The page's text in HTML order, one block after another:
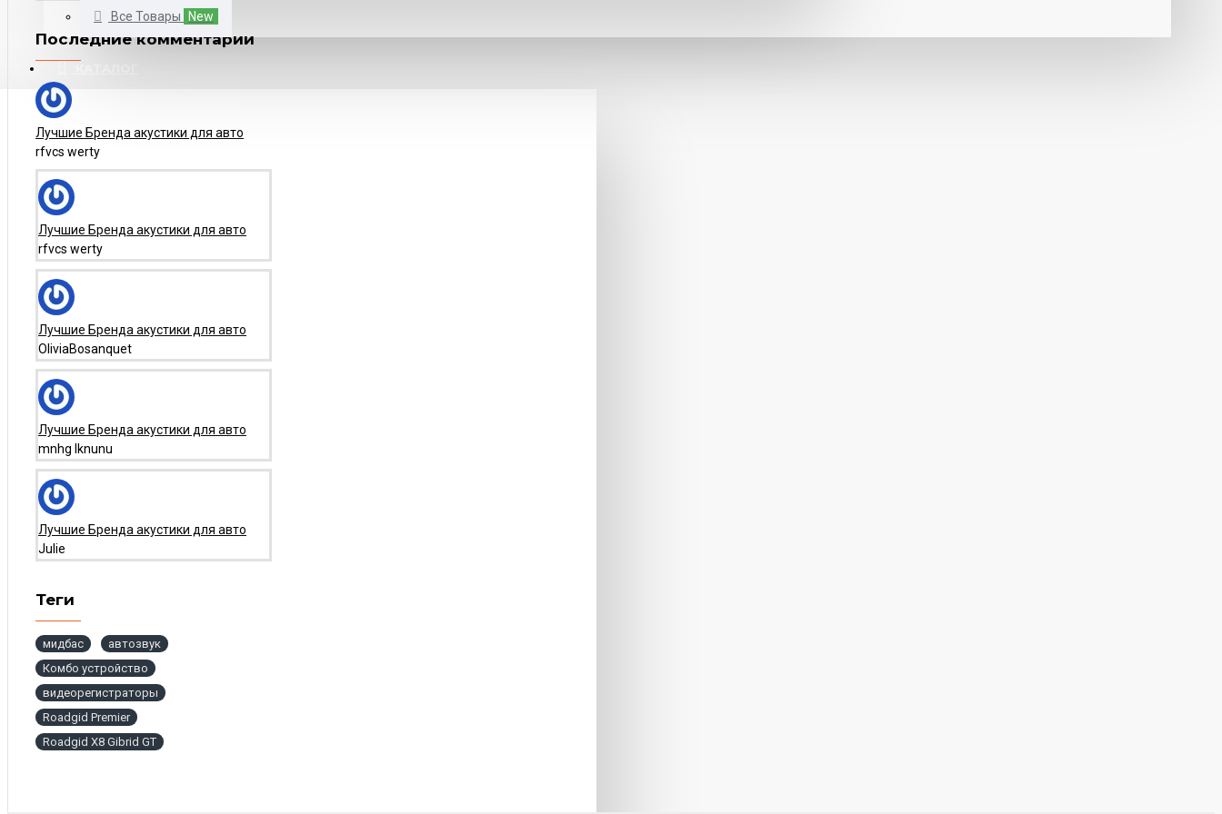
Все Товары New
Последние комментарии
Лучшие Бренда акустики для авто
rfvcs werty
Лучшие Бренда акустики для авто
rfvcs werty
Лучшие Бренда акустики для авто
OliviaBosanquet
Лучшие Бренда акустики для авто
mnhg lknunu
Лучшие Бренда акустики для авто
Julie
Теги
мидбас
автозвук
Комбо устройство
видеорегистраторы
Roadgid Premier
Roadgid X8 Gibrid GT